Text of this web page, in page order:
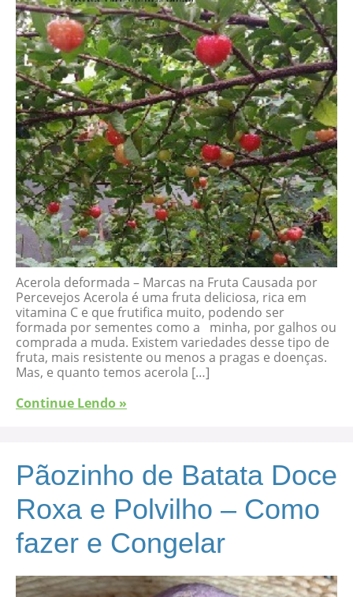
Acerola deformada – Marcas na Fruta Causada por
Percevejos Acerola é uma fruta deliciosa, rica em
vitamina C e que frutifica muito, podendo ser
formada por sementes como a minha, por galhos ou
comprada a muda. Existem variedades desse tipo de
fruta, mais resistente ou menos a pragas e doenças.
Mas, e quanto temos acerola […]
Continue Lendo »
Pãozinho de Batata Doce
Roxa e Polvilho – Como
fazer e Congelar